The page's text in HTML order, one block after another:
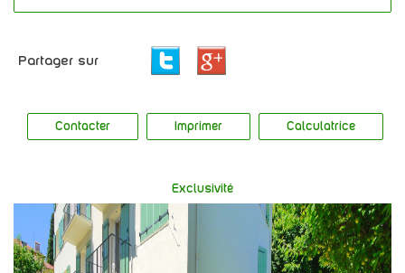
Partager sur
Contacter Imprimer Calculatrice
Exclusivité